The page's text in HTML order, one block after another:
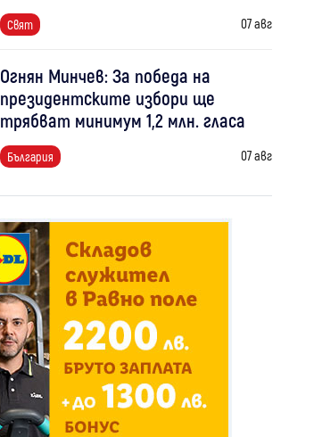
Свят 07 авг
Огнян Минчев: За победа на
президентските избори ще
трябват минимум 1,2 млн. гласа
България 07 авг